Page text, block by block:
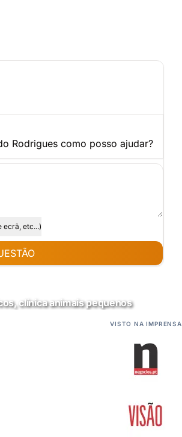
Rodrigues como posso ajudar?
ecrã, etc...)
clínica animais pequenos
VISTO NA IMPRENSA